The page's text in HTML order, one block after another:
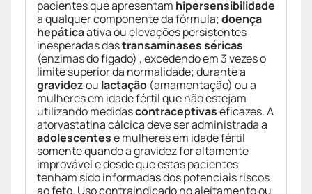
pacientes que apresentam hipersensibilidade
a qualquer componente da fórmula;doença
hepáticaativa ou elevações persistentes
inesperadas dastransaminases séricas
(enzimas do fígado) , excedendo em 3 vezes o
limite superior da normalidade; durante a
gravidezou lactação (amamentação) ou a
mulheres em idade fértil que não estejam
utilizando medidascontraceptivaseficazes. A
atorvastatina cálcica deve ser administrada a
adolescentese mulheres em idade fértil
somente quando a gravidez for altamente
improvável e desde que estas pacientes
tenham sido informadas dos potenciais riscos
ao feto. Uso contraindicado no aleitamento ou